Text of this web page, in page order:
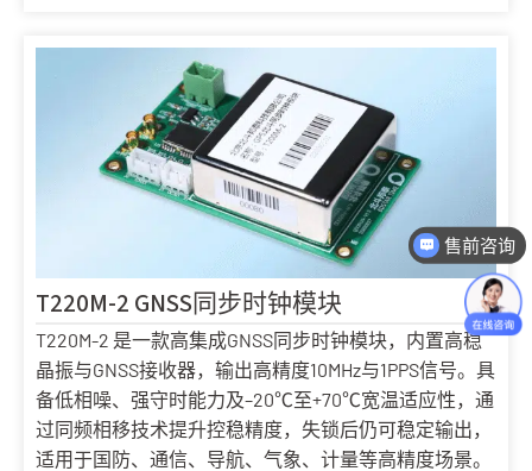
T220M-2 GNSS同步时钟模块
T220M-2 是一款高集成GNSS同步时钟模块，内置高稳
晶振与GNSS接收器，输出高精度10MHz与1PPS信号。具
备低相噪、强守时能力及–20℃至+70℃宽温适应性，通
过同频相移技术提升控稳精度，失锁后仍可稳定输出，
适用于国防、通信、导航、气象、计量等高精度场景。
售前咨询